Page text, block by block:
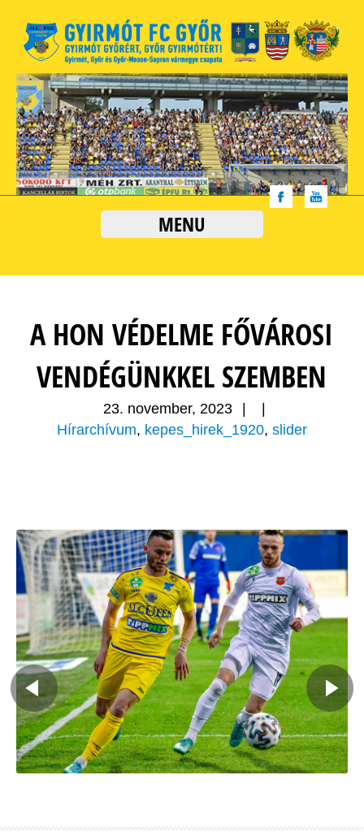
MENU
A HON VÉDELME FŐVÁROSI
VENDÉGÜNKKEL SZEMBEN
23. november, 2023
Hírarchívum, kepes_hirek_1920, slider